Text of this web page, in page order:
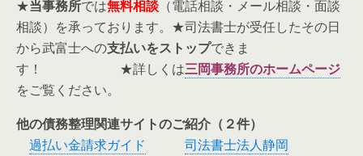
★当事務所では無料相談 （電話相談・メール相談・面談
相談）を承っております。★司法書士が受任したその日
から武富士への支払いをストップできま
す！ ★詳しくは三岡事務所のホームページ
をご覧ください。
他の債務整理関連サイトのご紹介（２件）
過払い金請求ガイド
司法書士法人静岡